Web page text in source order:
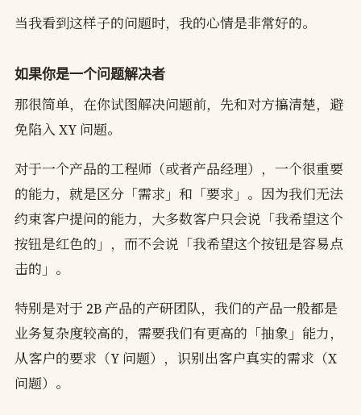
当我看到这样子的问题时，我的心情是非常好的。
如果你是一个问题解决者
那很简单，在你试图解决问题前，先和对方搞清楚，避
免陷入 XY 问题。
对于一个产品的工程师（或者产品经理），一个很重要
的能力，就是区分「需求」和「要求」。因为我们无法
约束客户提问的能力，大多数客户只会说「我希望这个
按钮是红色的」，而不会说「我希望这个按钮是容易点
击的」。
特别是对于 2B 产品的产研团队，我们的产品一般都是
业务复杂度较高的，需要我们有更高的「抽象」能力，
从客户的要求（Y 问题），识别出客户真实的需求（X
问题）。